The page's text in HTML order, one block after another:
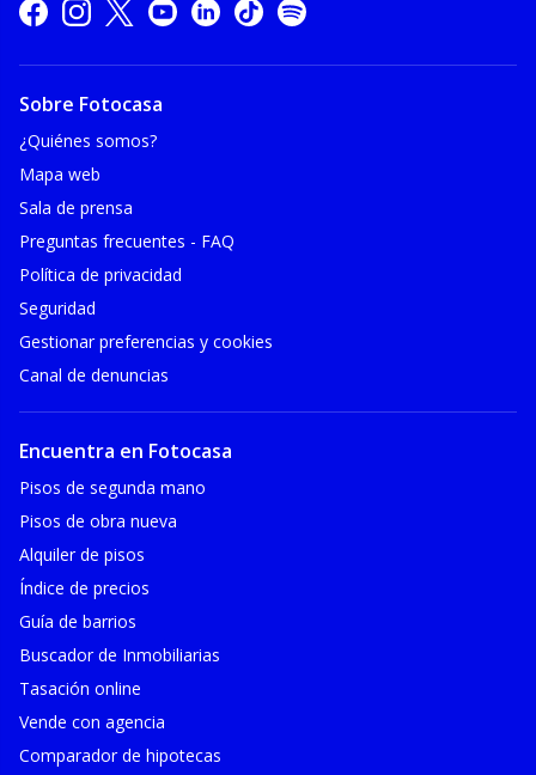
Sobre Fotocasa
¿Quiénes somos?
Mapa web
Sala de prensa
Preguntas frecuentes - FAQ
Política de privacidad
Seguridad
Gestionar preferencias y cookies
Canal de denuncias
Encuentra en Fotocasa
Pisos de segunda mano
Pisos de obra nueva
Alquiler de pisos
Índice de precios
Guía de barrios
Buscador de Inmobiliarias
Tasación online
Vende con agencia
Comparador de hipotecas